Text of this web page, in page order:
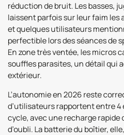
réduction de bruit. Les basses,
laissent parfois sur leur faim les
et quelques utilisateurs
perfectible lors des séances de
En zone très ventée, les micros
souffles parasites, un détail qui
extérieur.
L’autonomie en 2026 reste
d’utilisateurs rapportent entre 4
cycle, avec une recharge rapide
d’oubli. La batterie du boîtier,